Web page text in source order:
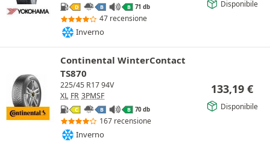
D B B 71 db
47 recensione
Inverno
Disponibile
Continental WinterContact
TS870
225/45 R17 94V
XL FR 3PMSF
C B B 70 db
167 recensione
Inverno
133,19 €
Disponibile